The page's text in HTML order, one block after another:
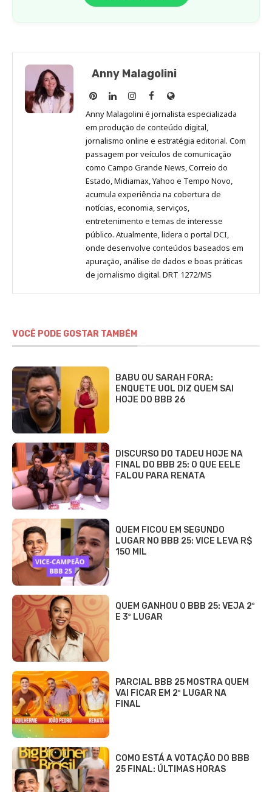
Anny Malagolini
Anny
Malagolini
no
Pinterest
Anny
Malagolini
no
LinkedIn
Anny
Malagolini
no
Instagram
Anny
Malagolini
no
Facebook
Site
de
Anny
Malagolini
Anny Malagolini é jornalista especializada
em produção de conteúdo digital,
jornalismo online e estratégia editorial. Com
passagem por veículos de comunicação
como Campo Grande News, Correio do
Estado, Midiamax, Yahoo e Tempo Novo,
acumula experiência na cobertura de
notícias, economia, serviços,
entretenimento e temas de interesse
público. Atualmente, lidera o portal DCI,
onde desenvolve conteúdos baseados em
apuração, análise de dados e boas práticas
de jornalismo digital. DRT 1272/MS
VOCÊ PODE GOSTAR TAMBÉM
BABU OU SARAH FORA:
ENQUETE UOL DIZ QUEM SAI
HOJE DO BBB 26
DISCURSO DO TADEU HOJE NA
FINAL DO BBB 25: O QUE EELE
FALOU PARA RENATA
QUEM FICOU EM SEGUNDO
LUGAR NO BBB 25: VICE LEVA R$
150 MIL
QUEM GANHOU O BBB 25: VEJA 2º
E 3º LUGAR
PARCIAL BBB 25 MOSTRA QUEM
VAI FICAR EM 2º LUGAR NA
FINAL
COMO ESTÁ A VOTAÇÃO DO BBB
25 FINAL: ÚLTIMAS HORAS